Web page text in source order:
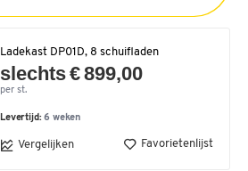
Ladekast DP01D, 8 schuifladen
slechts € 899,00
per st.
Levertijd:6 weken
Vergelijken Favorietenlijst